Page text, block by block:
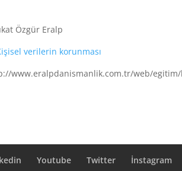
Özgür Eralp
www.eralpdanismanlik.com.tr/web/
Youtube Twitter İnstagram